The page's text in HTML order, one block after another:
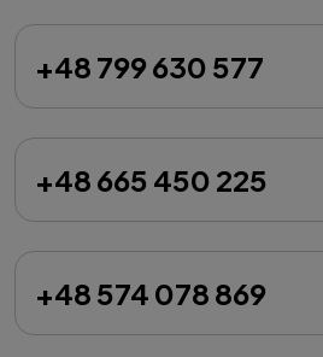
+48 799 630 577
+48 665 450 225
+48 574 078 869